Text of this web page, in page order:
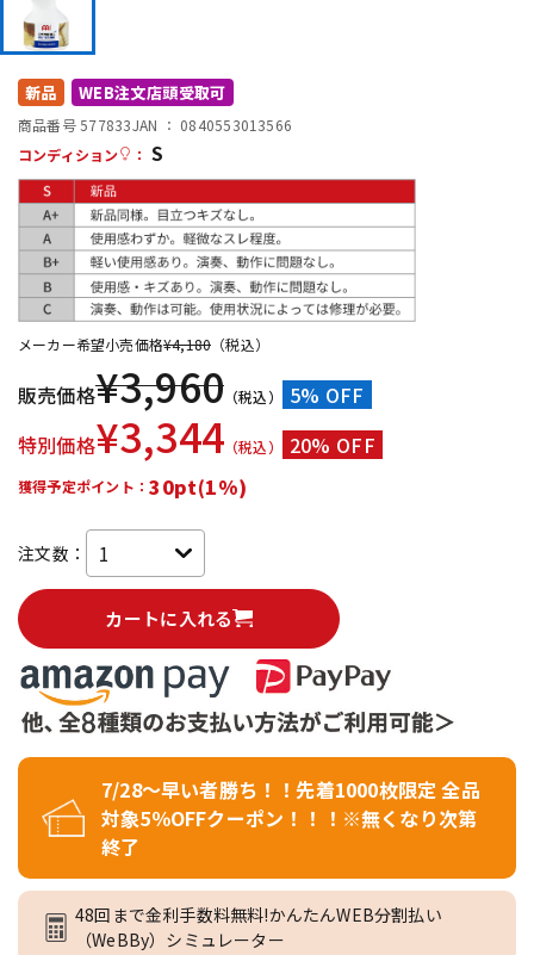
配信/ライブ機器
中古
新品 WEB注文店頭受取可
商品番号 577833JAN ： 0840553013566
コンディション
： S
メーカー希望小売価格¥4,180 （税込）
販売価格¥3,960 （税込）
5% OFF
特別価格¥3,344 （税込） 20% OFF
獲得予定ポイント：30pt(1%)
注文数：
カートに入れる
7/28～早い者勝ち！！先着1000枚限定 全品
対象5％OFFクーポン！！！※無くなり次第
終了
48回まで金利手数料無料!かんたんWEB分割払い
（WeBBy）シミュレーター